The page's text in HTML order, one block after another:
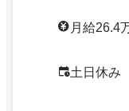
月給26.4
土日休み